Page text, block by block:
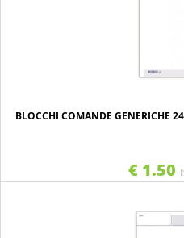
BLOCCHI COMANDE GENERICHE
€ 1.50